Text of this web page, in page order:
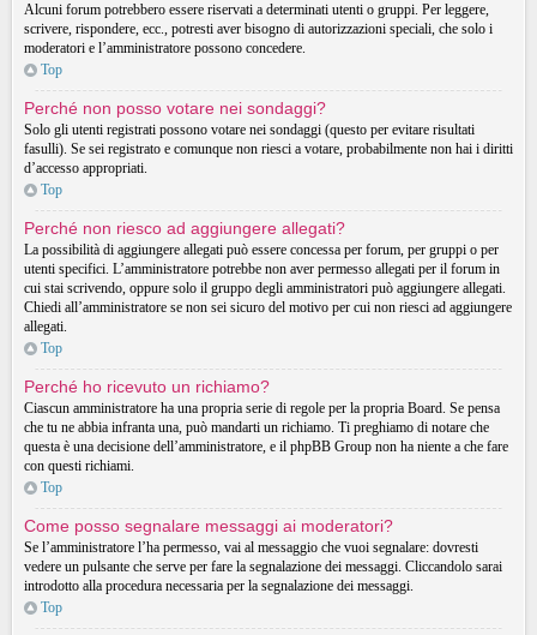
Alcuni forum potrebbero essere riservati a determinati utenti o gruppi. Per leggere,
scrivere, rispondere, ecc., potresti aver bisogno di autorizzazioni speciali, che solo i
moderatori e l’amministratore possono concedere.
Top
Perché non posso votare nei sondaggi?
Solo gli utenti registrati possono votare nei sondaggi (questo per evitare risultati
fasulli). Se sei registrato e comunque non riesci a votare, probabilmente non hai i diritti
d’accesso appropriati.
Top
Perché non riesco ad aggiungere allegati?
La possibilità di aggiungere allegati può essere concessa per forum, per gruppi o per
utenti specifici. L’amministratore potrebbe non aver permesso allegati per il forum in
cui stai scrivendo, oppure solo il gruppo degli amministratori può aggiungere allegati.
Chiedi all’amministratore se non sei sicuro del motivo per cui non riesci ad aggiungere
allegati.
Top
Perché ho ricevuto un richiamo?
Ciascun amministratore ha una propria serie di regole per la propria Board. Se pensa
che tu ne abbia infranta una, può mandarti un richiamo. Ti preghiamo di notare che
questa è una decisione dell’amministratore, e il phpBB Group non ha niente a che fare
con questi richiami.
Top
Come posso segnalare messaggi ai moderatori?
Se l’amministratore l’ha permesso, vai al messaggio che vuoi segnalare: dovresti
vedere un pulsante che serve per fare la segnalazione dei messaggi. Cliccandolo sarai
introdotto alla procedura necessaria per la segnalazione dei messaggi.
Top